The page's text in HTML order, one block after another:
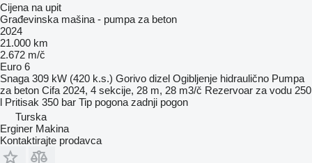
Cijena na upit
Građevinska mašina - pumpa za beton
2024
21.000 km
2.672 m/č
Euro 6
Snaga 309 kW (420 k.s.) Gorivo dizel Ogibljenje hidraulično Pumpa
za beton Cifa 2024, 4 sekcije, 28 m, 28 m3/č Rezervoar za vodu 250
l Pritisak 350 bar Tip pogona zadnji pogon
Turska
Erginer Makina
Kontaktirajte prodavca